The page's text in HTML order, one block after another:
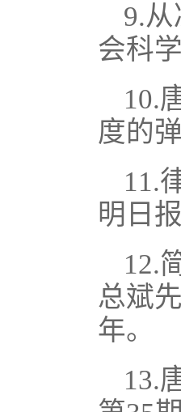
9.
会科
10.
度的
11.
明日
12.
总斌
年。
13.